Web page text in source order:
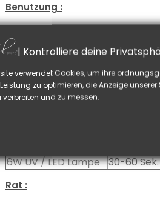
Benutzung :
Diese Farbe mit dem Pinsel, auf
Schwitzschicht zu entfetten)
Dieses Produkt wird in zwei
Diese Produkte werdensowohlin
Sie können dieSchwitzschicht
6W UV / LED Lampe
30-60 Sek.
Rat :
| Kontrolliere deine
verwendet Cookies, um ihre
zu optimieren, die Anzeige
verbreiten und zu messen.